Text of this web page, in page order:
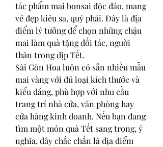
tác phẩm mai bonsai độc đáo, mang
vẻ đẹp kiêu sa, quý phái. Đây là địa
điểm lý tưởng để chọn những chậu
mai làm quà tặng đối tác, người
thân trong dịp Tết.
Sài Gòn Hoa luôn có sẵn nhiều mẫu
mai vàng với đủ loại kích thước và
kiểu dáng, phù hợp với nhu cầu
trang trí nhà cửa, văn phòng hay
cửa hàng kinh doanh. Nếu bạn đang
tìm một món quà Tết sang trọng, ý
nghĩa, đây chắc chắn là địa điểm